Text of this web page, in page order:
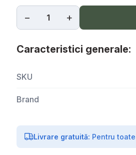
− +
Caracteristici generale:
SKU
Brand
Livrare gratuită: Pentru